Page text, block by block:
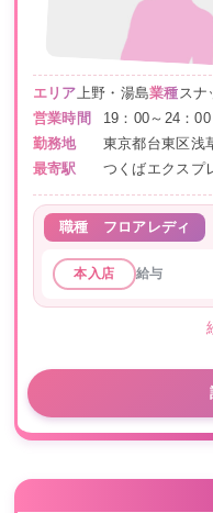
エリア上野・湯島業種スナ
営業時間
19：00～24：00
勤務地
東京都台東区
最寄駅
つくばエクスプ
職種 フロアレディ
本入店 給与